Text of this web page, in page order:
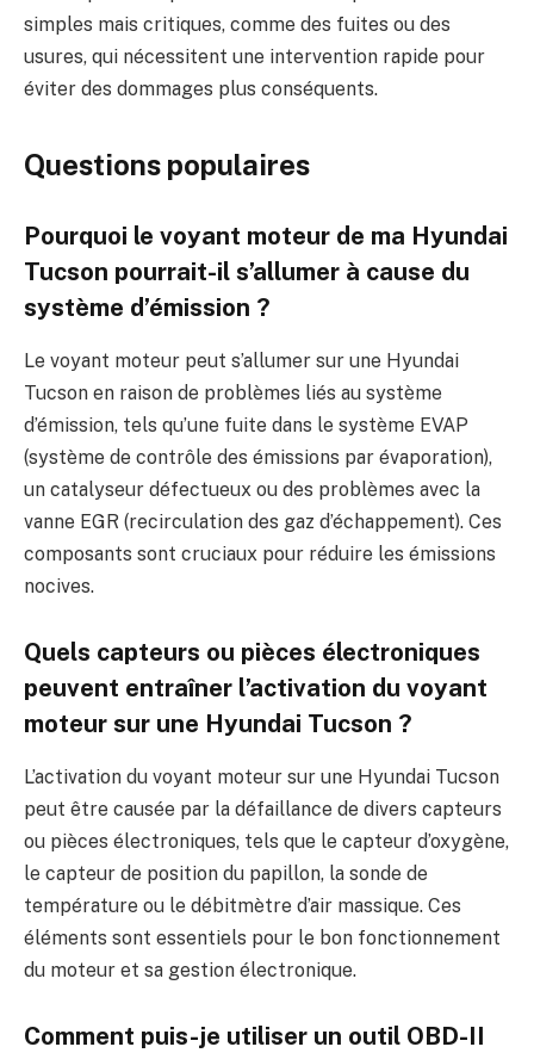
simples mais critiques, comme des fuites ou des
usures, qui nécessitent une intervention rapide pour
éviter des dommages plus conséquents.
Questions populaires
Pourquoi le voyant moteur de ma Hyundai
Tucson pourrait-il s’allumer à cause du
système d’émission ?
Le voyant moteur peut s’allumer sur une Hyundai
Tucson en raison de problèmes liés au système
d’émission, tels qu’une fuite dans le système EVAP
(système de contrôle des émissions par évaporation),
un catalyseur défectueux ou des problèmes avec la
vanne EGR (recirculation des gaz d’échappement). Ces
composants sont cruciaux pour réduire les émissions
nocives.
Quels capteurs ou pièces électroniques
peuvent entraîner l’activation du voyant
moteur sur une Hyundai Tucson ?
L’activation du voyant moteur sur une Hyundai Tucson
peut être causée par la défaillance de divers capteurs
ou pièces électroniques, tels que le capteur d’oxygène,
le capteur de position du papillon, la sonde de
température ou le débitmètre d’air massique. Ces
éléments sont essentiels pour le bon fonctionnement
du moteur et sa gestion électronique.
Comment puis-je utiliser un outil OBD-II